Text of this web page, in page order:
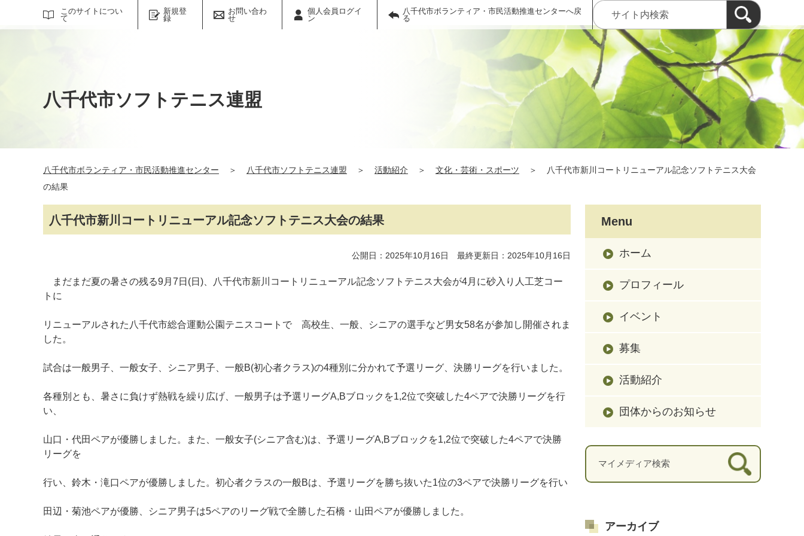
このサイトについ
て
新規登
録
お問い合わ
せ
個人会員ログイ
ン
八千代市ボランティア・市民活動推進センターへ戻
る
サイト内検索
八千代市ソフトテニス連盟
八千代市ボランティア・市民活動推進センター ＞ 八千代市ソフトテニス連盟 ＞ 活動紹介 ＞ 文化・芸術・スポーツ ＞
八千代市新川コートリニューアル記念ソフトテニス大会
の結果
八千代市新川コートリニューアル記念ソフトテニス大会の結果
公開日：2025年10月16日 最終更新日：2025年10月16日
まだまだ夏の暑さの残る9月7日(日)、八千代市新川コートリニューアル記念ソフトテニス大会が4月に砂入り人工芝コー
トに
リニューアルされた八千代市総合運動公園テニスコートで 高校生、一般、シニアの選手など男女58名が参加し開催されま
した。
試合は一般男子、一般女子、シニア男子、一般B(初心者クラス)の4種別に分かれて予選リーグ、決勝リーグを行いました。
各種別とも、暑さに負けず熱戦を繰り広げ、一般男子は予選リーグA,Bブロックを1,2位で突破した4ペアで決勝リーグを行
い、
山口・代田ペアが優勝しました。また、一般女子(シニア含む)は、予選リーグA,Bブロックを1,2位で突破した4ペアで決勝
リーグを
行い、鈴木・滝口ペアが優勝しました。初心者クラスの一般Bは、予選リーグを勝ち抜いた1位の3ペアで決勝リーグを行い
田辺・菊池ペアが優勝、シニア男子は5ペアのリーグ戦で全勝した石橋・山田ペアが優勝しました。
Menu
ホーム
プロフィール
イベント
募集
活動紹介
団体からのお知らせ
マイメディア検索
アーカイブ